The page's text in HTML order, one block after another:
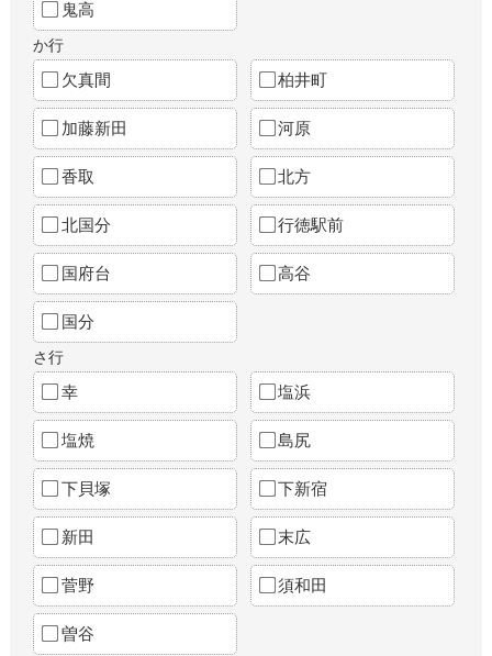
鬼高
か行
欠真間 柏井町
加藤新田 河原
香取 北方
北国分 行徳駅前
国府台 高谷
国分
さ行
幸 塩浜
塩焼 島尻
下貝塚 下新宿
新田 末広
菅野 須和田
曽谷